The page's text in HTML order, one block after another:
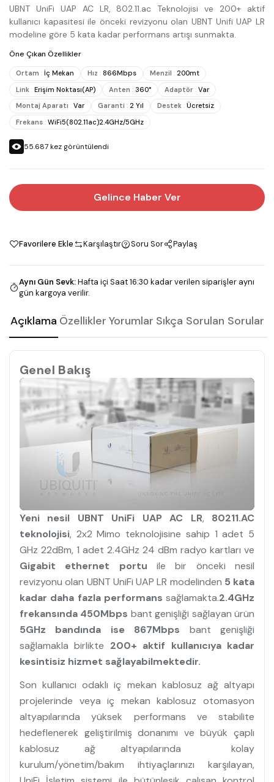
UBNT UniFi UAP AC LR, 802.11.ac Teknolojisi ve 200+ aktif
kullanıcı kapasitesi ile önceki revizyonu olan UBNT Unifi UAP LR
modeline göre 5 kata kadar performans artışı sunmakta.
Öne Çıkan Özellikler
Ortam : İç Mekan Hız : 866Mbps Menzil : 200mt
Link : Erişim Noktası(AP) Anten : 360° Adaptör : Var
Montaj Aparatı : Var Garanti : 2 Yıl Destek : Ücretsiz
Frekans : WiFi5(802.11ac)2.4GHz/5GHz
55.687kez görüntülendi
Gelince Haber Ver
Favorilere Ekle Karşılaştır Soru Sor Paylaş
Aynı Gün Sevk:Hafta içi Saat 16:30 kadar verilen siparişler aynı
gün kargoya verilir.
Açıklama Özellikler Yorumlar Sıkça Sorulan Sorular
Genel Bakış
Yeni nesil UBNT UniFi UAP AC LR, 80211.AC
teknolojisi, 2x2 Mimo teknolojisine sahip 1 adet 5
GHz 22dBm, 1 adet 2.4GHz 24 dBm radyo kartları ve
Gigabit ethernet portu ile bir önceki nesil
revizyonu olan UBNT UniFi UAP LR modelinden 5 kata
kadar daha fazla performans sağlamakta.2.4GHz
frekansında 450Mbps bant genişliği sağlayan ürün
5GHz bandında ise 867Mbps bant genişliği
sağlamakla birlikte 200+ aktif kullanıcıya kadar
kesintisiz hizmet sağlayabilmektedir.
Son kullanıcı odaklı iç mekan kablosuz ağ altyapı
projelerinde veya iç mekan kablosuz otomasyon
altyapılarında yüksek performans ve stabilite
hedeflenerek geliştirilmiş donanımı ve büyük çaplı
kablosuz ağ altyapılarında kolay
kurulum/yönetim/bakım ihtiyaçlarınızı karşılayan,